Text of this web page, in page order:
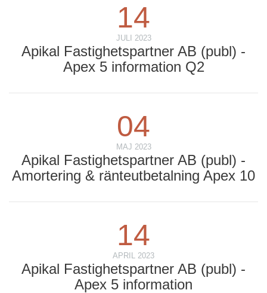
14
JULI 2023
Apikal Fastighetspartner AB (publ) -
Apex 5 information Q2
04
MAJ 2023
Apikal Fastighetspartner AB (publ) -
Amortering & ränteutbetalning Apex 10
14
APRIL 2023
Apikal Fastighetspartner AB (publ) -
Apex 5 information